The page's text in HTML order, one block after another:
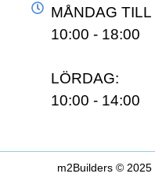
MÅNDAG
10:00 - 18:00
LÖRDAG:
10:00 - 14:00
m2Builders © 2025